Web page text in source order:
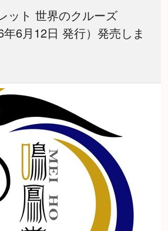
ット 世界のクルーズ
6月12日 発行）発売しま